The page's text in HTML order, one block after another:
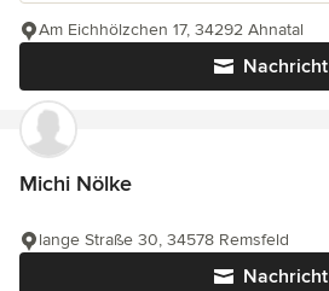
Nachricht
Am Eichhölzchen 17, 34292 Ahnatal
Michi Nölke
Nachricht
lange Straße 30, 34578 Remsfeld